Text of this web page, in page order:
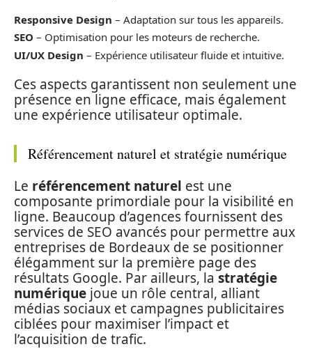
Responsive Design – Adaptation sur tous les appareils.
SEO – Optimisation pour les moteurs de recherche.
UI/UX Design – Expérience utilisateur fluide et intuitive.
Ces aspects garantissent non seulement une
présence en ligne efficace, mais également
une expérience utilisateur optimale.
Référencement naturel et stratégie numérique
Le référencement naturel est une
composante primordiale pour la visibilité en
ligne. Beaucoup d’agences fournissent des
services de SEO avancés pour permettre aux
entreprises de Bordeaux de se positionner
élégamment sur la première page des
résultats Google. Par ailleurs, la stratégie
numérique joue un rôle central, alliant
médias sociaux et campagnes publicitaires
ciblées pour maximiser l’impact et
l’acquisition de trafic.